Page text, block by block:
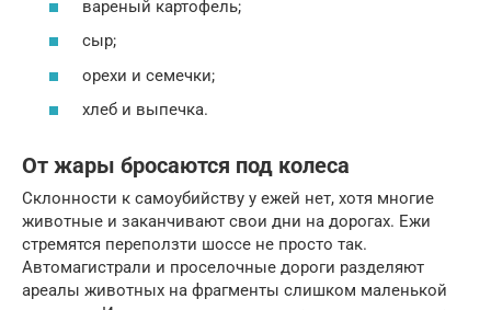
вареный картофель;
сыр;
орехи и семечки;
хлеб и выпечка.
От жары бросаются под колеса
Склонности к самоубийству у ежей нет, хотя многие
животные и заканчивают свои дни на дорогах. Ежи
стремятся переползти шоссе не просто так.
Автомагистрали и проселочные дороги разделяют
ареалы животных на фрагменты слишком маленькой